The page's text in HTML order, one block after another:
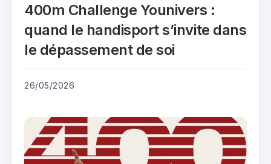
400m Challenge Younivers :
quand le handisport s’invite dans
le dépassement de soi
26/05/2026